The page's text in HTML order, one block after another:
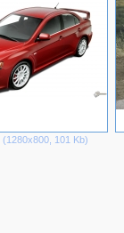
(1280х800, 101 Kb)